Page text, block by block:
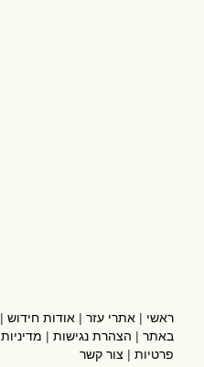
ראשי | אתרי עזר | אודות חידוש |
באתר | הצהרת נגישות | מדיניות
פרטיות | צור קשר